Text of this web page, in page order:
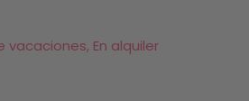
vacaciones, En alquiler